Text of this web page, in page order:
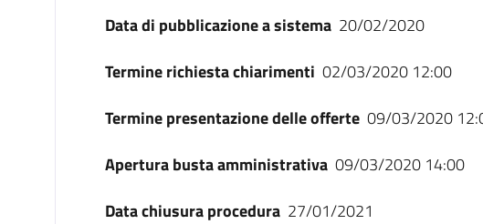
Data di pubblicazione a sistema 20/02/2020
Termine richiesta chiarimenti 02/03/2020 12:00
Termine presentazione delle offerte 09/03/2020
Apertura busta amministrativa 09/03/2020 14:00
Data chiusura procedura 27/01/2021